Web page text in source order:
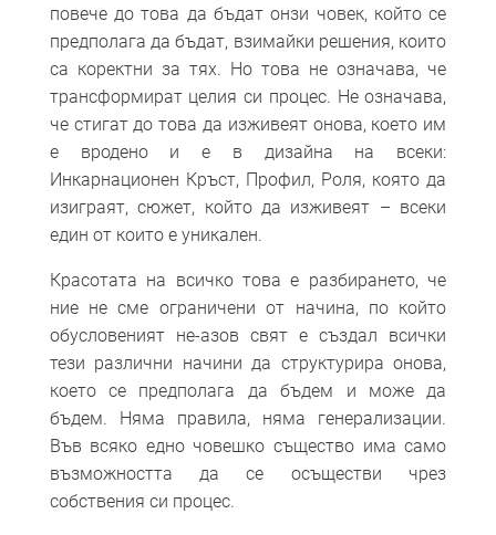
повече до това да бъдат онзи човек, който се
предполага да бъдат, взимайки решения, които
са коректни за тях. Но това не означава, че
трансформират целия си процес. Не означава,
че стигат до това да изживеят онова, което им
е вродено и е в дизайна на всеки:
Инкарнационен Кръст, Профил, Роля, която да
изиграят, сюжет, който да изживеят – всеки
един от които е уникален.
Красотата на всичко това е разбирането, че
ние не сме ограничени от начина, по който
обусловеният не-азов свят е създал всички
тези различни начини да структурира онова,
което се предполага да бъдем и може да
бъдем. Няма правила, няма генерализации.
Във всяко едно човешко същество има само
възможността да се осъществи чрез
собствения си процес.